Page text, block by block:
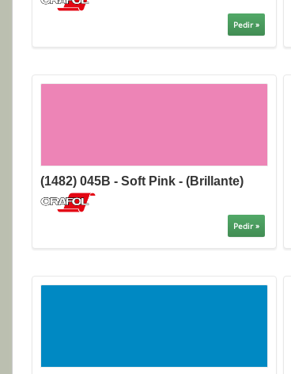
Pedir »
(1482) 045B - Soft Pink - (Brillante)
Pedir »